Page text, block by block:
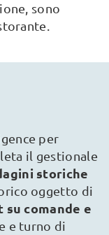
sono
per
il gestionale
storiche
oggetto di
comande e
e turno di